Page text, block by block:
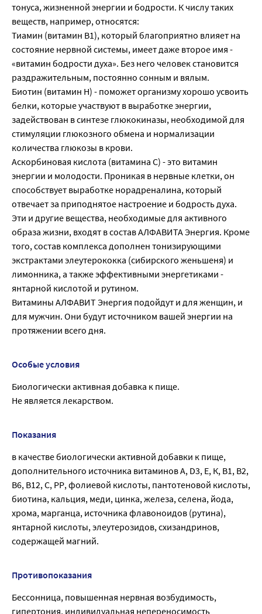
тонуса, жизненной энергии и бодрости. К числу таких
веществ, например, относятся:
Тиамин (витамин В1), который благоприятно влияет на
состояние нервной системы, имеет даже второе имя -
«витамин бодрости духа». Без него человек становится
раздражительным, постоянно сонным и вялым.
Биотин (витамин H) - поможет организму хорошо усвоить
белки, которые участвуют в выработке энергии,
задействован в синтезе глюкокиназы, необходимой для
стимуляции глюкозного обмена и нормализации
количества глюкозы в крови.
Аскорбиновая кислота (витамина С) - это витамин
энергии и молодости. Проникая в нервные клетки, он
способствует выработке норадреналина, который
отвечает за приподнятое настроение и бодрость духа.
Эти и другие вещества, необходимые для активного
образа жизни, входят в состав АЛФАВИТА Энергия. Кроме
того, состав комплекса дополнен тонизирующими
экстрактами элеутерококка (сибирского женьшеня) и
лимонника, а также эффективными энергетиками -
янтарной кислотой и рутином.
Витамины АЛФАВИТ Энергия подойдут и для женщин, и
для мужчин. Они будут источником вашей энергии на
протяжении всего дня.
Особые условия
Биологически активная добавка к пище.
Не является лекарством.
Показания
в качестве биологически активной добавки к пище,
дополнительного источника витаминов А, D3, Е, К, В1, В2,
В6, В12, С, РР, фолиевой кислоты, пантотеновой кислоты,
биотина, кальция, меди, цинка, железа, селена, йода,
хрома, марганца, источника флавоноидов (рутина),
янтарной кислоты, элеутерозидов, схизандринов,
содержащей магний.
Противопоказания
Бессонница, повышенная нервная возбудимость,
гипертония, индивидуальная непереносимость